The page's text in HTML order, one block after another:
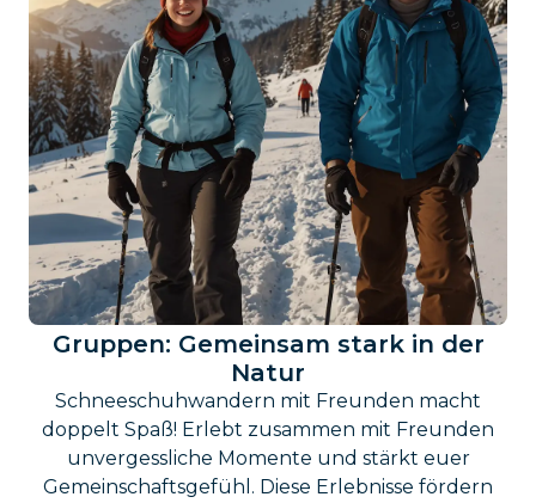
Gruppen: Gemeinsam stark in der
Natur
Schneeschuhwandern mit Freunden macht
doppelt Spaß! Erlebt zusammen mit Freunden
unvergessliche Momente und stärkt euer
Gemeinschaftsgefühl. Diese Erlebnisse fördern